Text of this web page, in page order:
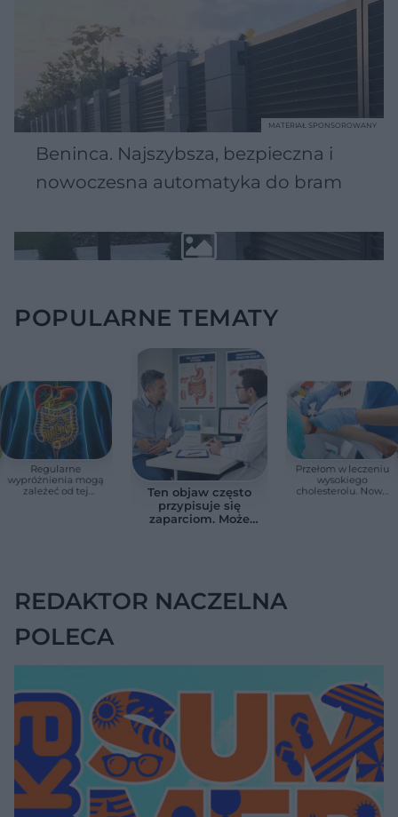
Beninca. Najszybsza, bezpieczna i
nowoczesna automatyka do bram
MATERIAŁ SPONSOROWANY
POPULARNE TEMATY
Regularne
wypróżnienia mogą
zależeć od tej
Ten objaw często
przypisuje się
zaparciom. Może
Przełom w leczeniu
wysokiego
cholesterolu. Nowa
REDAKTOR NACZELNA
POLECA